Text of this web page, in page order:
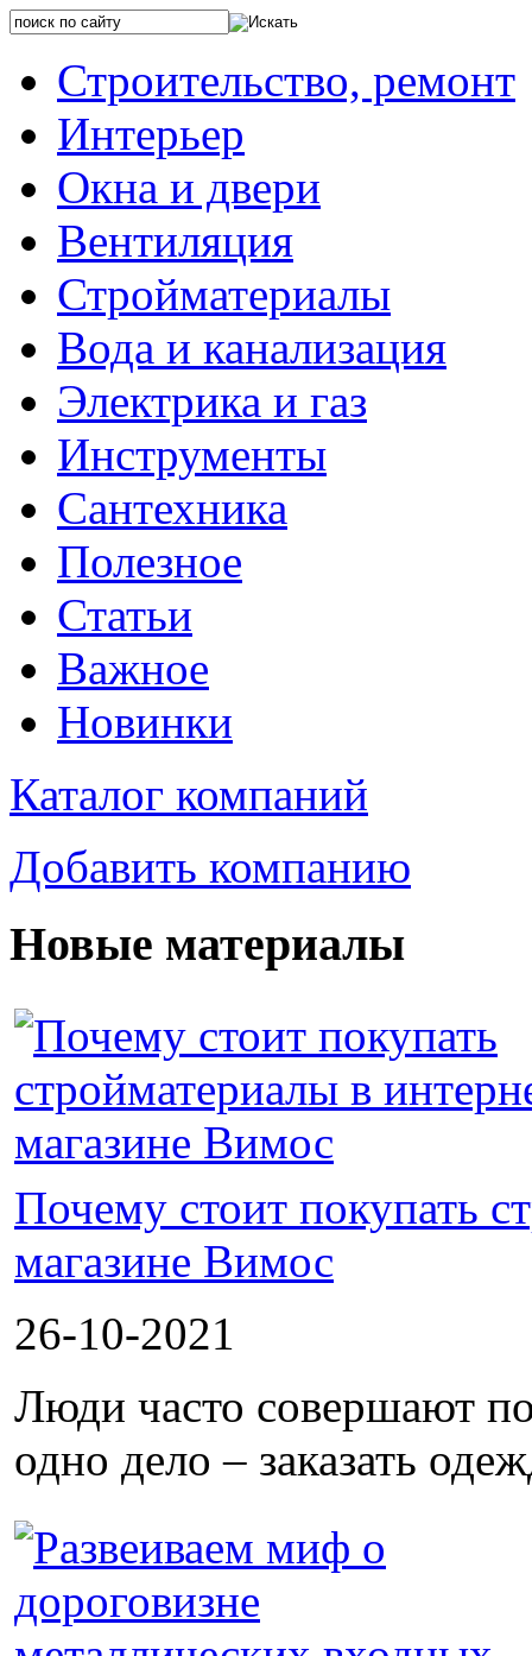
Строительство, ремонт
Интерьер
Окна и двери
Вентиляция
Стройматериалы
Вода и канализация
Электрика и газ
Инструменты
Сантехника
Полезное
Статьи
Важное
Новинки
Каталог компаний
Добавить компанию
Новые материалы
Почему стоит покупать
магазине Вимос
26-10-2021
Люди часто совершают
одно дело – заказать